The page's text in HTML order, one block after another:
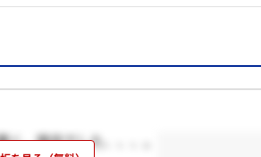
、残念でした、、、。